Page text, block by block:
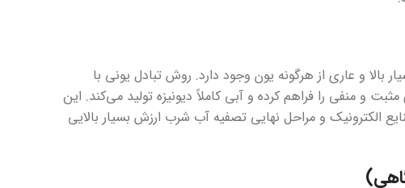
بالا و عاری از هرگونه یون وجود دارد. روش تبادل یونی با
و منفی را فراهم کرده و آبی کاملاً دیونیزه تولید می‌کند. این
الکترونیک و مراحل نهایی تصفیه آب شرب ارزش بسیار بالایی